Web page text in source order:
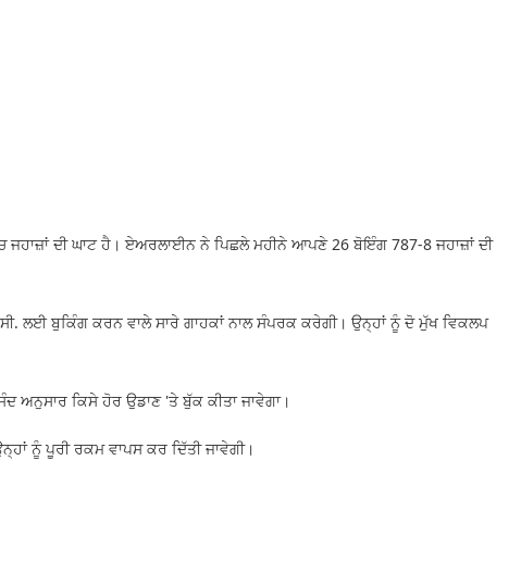
ਦੀ ਘਾਟ ਹੈ। ਏਅਰਲਾਈਨ ਨੇ ਪਿਛਲੇ ਮਹੀਨੇ ਆਪਣੇ 26 ਬੋਇੰਗ 787-8 ਜਹਾਜ਼ਾਂ ਦੀ
ਲਈ ਬੁਕਿੰਗ ਕਰਨ ਵਾਲੇ ਸਾਰੇ ਗਾਹਕਾਂ ਨਾਲ ਸੰਪਰਕ ਕਰੇਗੀ। ਉਨ੍ਹਾਂ ਨੂੰ ਦੋ ਮੁੱਖ ਵਿਕਲਪ
ਅਨੁਸਾਰ ਕਿਸੇ ਹੋਰ ਉਡਾਣ 'ਤੇ ਬੁੱਕ ਕੀਤਾ ਜਾਵੇਗਾ।
ਨੂੰ ਪੂਰੀ ਰਕਮ ਵਾਪਸ ਕਰ ਦਿੱਤੀ ਜਾਵੇਗੀ।